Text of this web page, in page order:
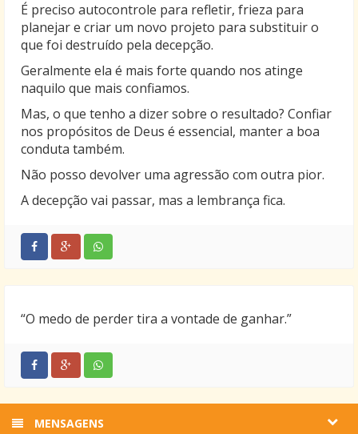
É preciso autocontrole para refletir, frieza para
planejar e criar um novo projeto para substituir o
que foi destruído pela decepção.
Geralmente ela é mais forte quando nos atinge
naquilo que mais confiamos.
Mas, o que tenho a dizer sobre o resultado? Confiar
nos propósitos de Deus é essencial, manter a boa
conduta também.
Não posso devolver uma agressão com outra pior.
A decepção vai passar, mas a lembrança fica.
“O medo de perder tira a vontade de ganhar.”
MENSAGENS